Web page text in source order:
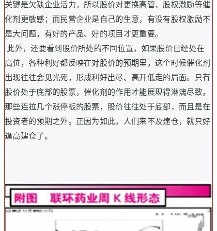
关键是欠缺企业活力，所以股价对更换高管、股权激励等催
化剂更敏感；而民营企业是自己的生意，有没有股权激励不
是大问题，有好的产品、好的项目才更重要。
此外，还要看到股价所处的不同位置，如果股价已经处在
高位，各种利好都反映在对股价的预期里，这个时候催化剂
出现往往会见光死，形成利好出尽、高开低走的局面。只有
股价处于底部的股票，催化剂的作用才能展现得淋漓尽致。
那些连拉几个涨停板的股票，股价往往处于底部，而且是在
投资者的预期之外。正因为如此，人们来不及建仓，就只好
逢高建仓了。